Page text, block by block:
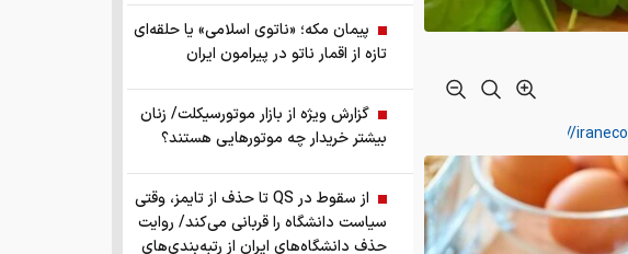
پیمان مکه؛ «ناتوی اسلامی» یا حلقه‌ای
تازه از اقمار ناتو در پیرامون ایران
گزارش ویژه از بازار موتورسیکلت/ زنان
بیشتر خریدار چه موتورهایی هستند؟
از سقوط در QS تا حذف از تایمز، وقتی
سیاست دانشگاه را قربانی می‌کند/ روایت
حذف دانشگاه‌های ایران از رتبه‌بندی‌های